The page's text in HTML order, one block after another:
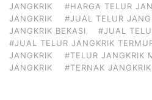
JANGKRIK
#HARGA TELUR
JANGKRIK
#JUAL TELUR
JANGKRIK BEKASI
#JUAL
#JUAL TELUR JANGKRIK
JANGKRIK
#TELUR JANGKRIK
JANGKRIK
#TERNAK